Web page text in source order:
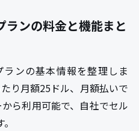
ンの料金と機能まと
ランの基本情報を整理しま
り月額25ドル、月額払いで
ら利用可能で、自社でセル